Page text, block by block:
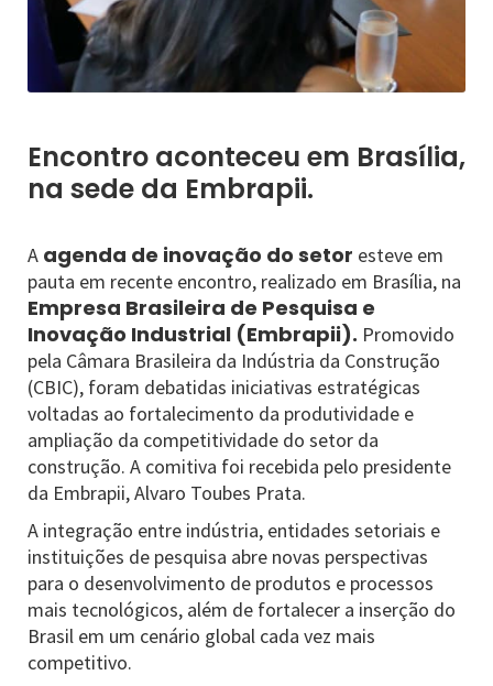
Encontro aconteceu em Brasília,
na sede da Embrapii.
A agenda de inovação do setor esteve em
pauta em recente encontro, realizado em Brasília, na
Empresa Brasileira de Pesquisa e
Inovação Industrial (Embrapii). Promovido
pela Câmara Brasileira da Indústria da Construção
(CBIC), foram debatidas iniciativas estratégicas
voltadas ao fortalecimento da produtividade e
ampliação da competitividade do setor da
construção. A comitiva foi recebida pelo presidente
da Embrapii, Alvaro Toubes Prata.
A integração entre indústria, entidades setoriais e
instituições de pesquisa abre novas perspectivas
para o desenvolvimento de produtos e processos
mais tecnológicos, além de fortalecer a inserção do
Brasil em um cenário global cada vez mais
competitivo.